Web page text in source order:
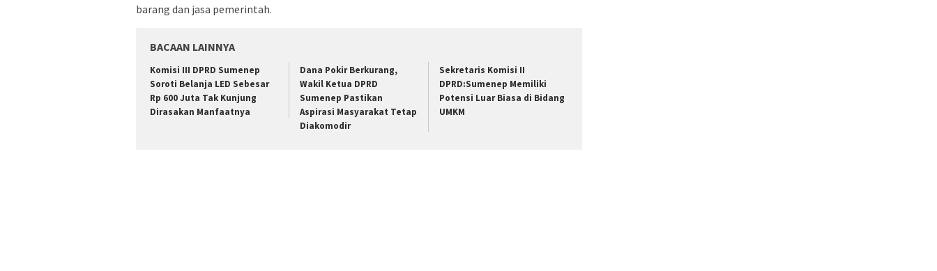
barang dan jasa pemerintah.
BACAAN LAINNYA
Komisi III DPRD Sumenep
Soroti Belanja LED Sebesar
Rp 600 Juta Tak Kunjung
Dirasakan Manfaatnya
Dana Pokir Berkurang,
Wakil Ketua DPRD
Sumenep Pastikan
Aspirasi Masyarakat Tetap
Diakomodir
Sekretaris Komisi II
DPRD:Sumenep Memiliki
Potensi Luar Biasa di Bidang
UMKM